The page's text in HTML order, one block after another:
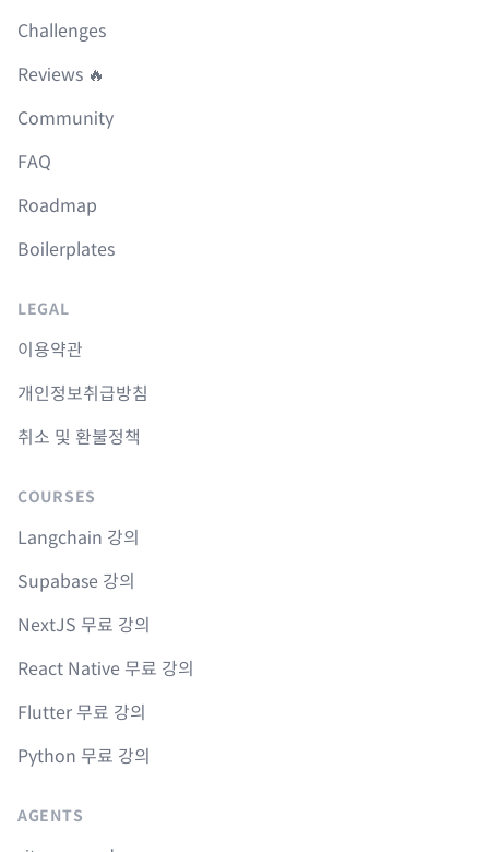
Challenges
Reviews 🔥
Community
FAQ
Roadmap
Boilerplates
LEGAL
이용약관
개인정보취급방침
취소 및 환불정책
COURSES
Langchain 강의
Supabase 강의
NextJS 무료 강의
React Native 무료 강의
Flutter 무료 강의
Python 무료 강의
AGENTS